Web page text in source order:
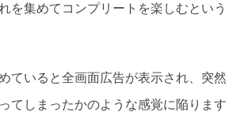
を集めてコンプリートを楽しむという
ていると全画面広告が表示され、突然
てしまったかのような感覚に陥ります